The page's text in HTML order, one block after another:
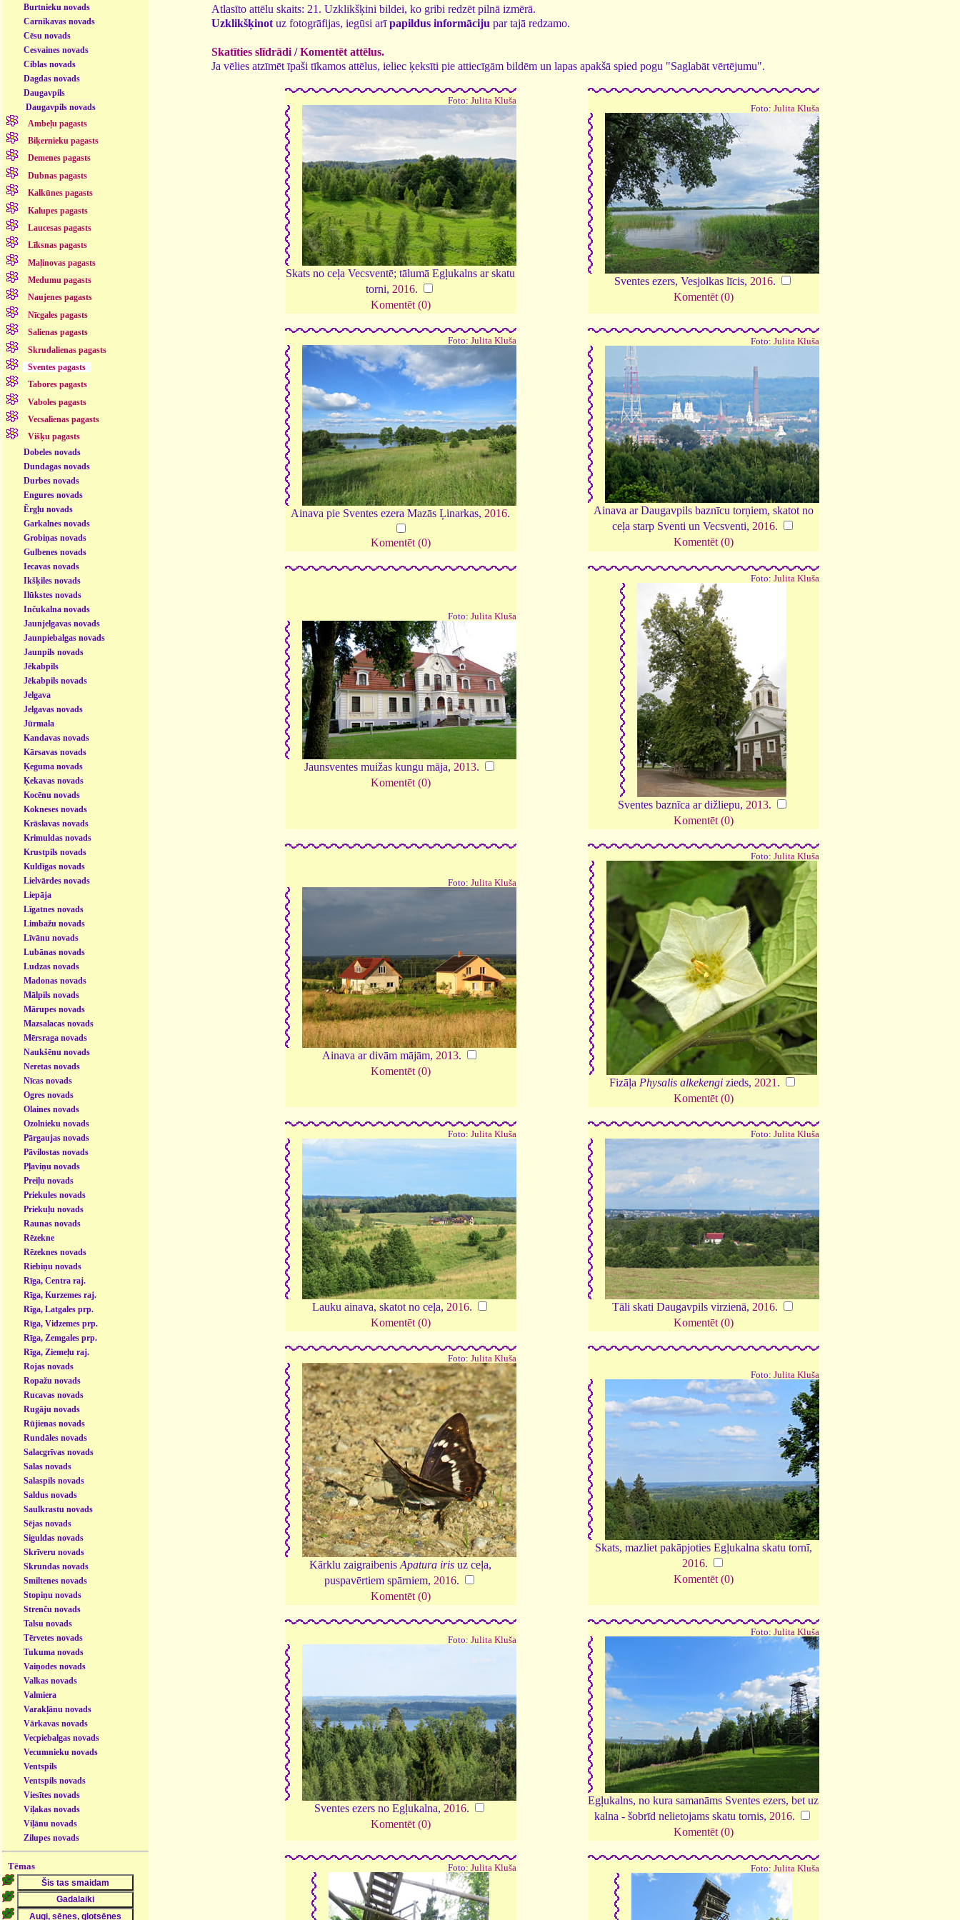
Burtnieku novads
Carnikavas novads
Cēsu novads
Cesvaines novads
Ciblas novads
Dagdas novads
Daugavpils
Daugavpils novads
Ambeļu pagasts
Biķernieku pagasts
Demenes pagasts
Dubnas pagasts
Kalkūnes pagasts
Kalupes pagasts
Laucesas pagasts
Līksnas pagasts
Maļinovas pagasts
Medumu pagasts
Naujenes pagasts
Nīcgales pagasts
Salienas pagasts
Skrudalienas pagasts
Sventes pagasts
Tabores pagasts
Vaboles pagasts
Vecsalienas pagasts
Višķu pagasts
Dobeles novads
Dundagas novads
Durbes novads
Engures novads
Ērgļu novads
Garkalnes novads
Grobiņas novads
Gulbenes novads
Iecavas novads
Ikšķiles novads
Ilūkstes novads
Inčukalna novads
Jaunjelgavas novads
Jaunpiebalgas novads
Jaunpils novads
Jēkabpils
Jēkabpils novads
Jelgava
Jelgavas novads
Jūrmala
Kandavas novads
Kārsavas novads
Ķeguma novads
Ķekavas novads
Kocēnu novads
Kokneses novads
Krāslavas novads
Krimuldas novads
Krustpils novads
Kuldīgas novads
Lielvārdes novads
Liepāja
Līgatnes novads
Limbažu novads
Līvānu novads
Lubānas novads
Ludzas novads
Madonas novads
Mālpils novads
Mārupes novads
Mazsalacas novads
Mērsraga novads
Naukšēnu novads
Neretas novads
Nīcas novads
Ogres novads
Olaines novads
Ozolnieku novads
Pārgaujas novads
Pāvilostas novads
Pļaviņu novads
Preiļu novads
Priekules novads
Priekuļu novads
Raunas novads
Rēzekne
Rēzeknes novads
Riebiņu novads
Rīga, Centra raj.
Rīga, Kurzemes raj.
Rīga, Latgales prp.
Rīga, Vidzemes prp.
Rīga, Zemgales prp.
Rīga, Ziemeļu raj.
Rojas novads
Ropažu novads
Rucavas novads
Rugāju novads
Rūjienas novads
Rundāles novads
Salacgrīvas novads
Salas novads
Salaspils novads
Saldus novads
Saulkrastu novads
Sējas novads
Siguldas novads
Skrīveru novads
Skrundas novads
Smiltenes novads
Stopiņu novads
Strenču novads
Talsu novads
Tērvetes novads
Tukuma novads
Vaiņodes novads
Valkas novads
Valmiera
Varakļānu novads
Vārkavas novads
Vecpiebalgas novads
Vecumnieku novads
Ventspils
Ventspils novads
Viesītes novads
Viļakas novads
Viļānu novads
Zilupes novads
Tēmas
Atlasīto attēlu skaits: 21. Uzklikšķini bildei, ko gribi redzēt pilnā izmērā.
Uzklikšķinot uz fotogrāfijas, iegūsi arīpapildus informāciju par tajā redzamo.
Skatīties slīdrādi /Komentēt attēlus.
Ja vēlies atzīmēt īpaši tīkamos attēlus, ieliec ķeksīti pie attiecīgām bildēm un lapas apakšā spied pogu "Saglabāt vērtējumu".
Foto: Julita Kluša
Skats no ceļa Vecsventē; tālumā Egļukalns ar skatu
torni, 2016.
Komentēt (0)
Foto: Julita Kluša
Sventes ezers, Vesjolkas līcis, 2016.
Komentēt (0)
Foto: Julita Kluša
Ainava pie Sventes ezera Mazās Ļinarkas, 2016.
Komentēt (0)
Foto: Julita Kluša
Ainava ar Daugavpils baznīcu torņiem, skatot no
ceļa starp Sventi un Vecsventi, 2016.
Komentēt (0)
Foto: Julita Kluša
Jaunsventes muižas kungu māja, 2013.
Komentēt (0)
Foto: Julita Kluša
Sventes baznīca ar dižliepu, 2013.
Komentēt (0)
Foto: Julita Kluša
Ainava ar divām mājām, 2013.
Komentēt (0)
Foto: Julita Kluša
Fizāļa Physalis alkekengi zieds, 2021 .
Komentēt (0)
Foto: Julita Kluša
Lauku ainava, skatot no ceļa, 2016.
Komentēt (0)
Foto: Julita Kluša
Tāli skati Daugavpils virzienā, 2016.
Komentēt (0)
Foto: Julita Kluša
Kārklu zaigraibenis Apatura iris uz ceļa,
puspavērtiem spārniem, 2016.
Komentēt (0)
Foto: Julita Kluša
Skats, mazliet pakāpjoties Egļukalna skatu tornī,
2016.
Komentēt (0)
Foto: Julita Kluša
Sventes ezers no Egļukalna, 2016.
Komentēt (0)
Foto: Julita Kluša
Egļukalns, no kura samanāms Sventes ezers, bet uz
kalna - šobrīd nelietojams skatu tornis, 2016.
Komentēt (0)
Foto: Julita Kluša Foto: Julita Kluša